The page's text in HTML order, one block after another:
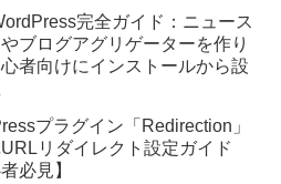
完全ガイド：ニュース
ブログアグリゲーターを作り
者向けにインストールから設
プラグイン「Redirection」
リダイレクト設定ガイド
必見】